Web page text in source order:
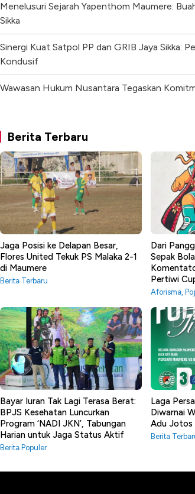
Menelusuri Sejarah Yapenthom Maumere:
Sikka
Sinergi Kuat Satpol PP dan GRIB Jaya Sikka:
Kondusif
Wawasan Hukum Nusantara Tegaskan
Berita Terbaru
Jaga Posisi ke Delapan Besar,
Flores United Tekuk PS Malaka 2-1
di Maumere
Berita Terbaru
Dari
Sepak
Pertiwi
Aforisma,
Bayar Iuran Tak Lagi Terasa Berat:
BPJS Kesehatan Luncurkan
Program ‘NADI JKN’, Tabungan
Harian untuk Jaga Status Aktif
Berita Populer
Laga
Diwarnai
Adu Jotos
Berita